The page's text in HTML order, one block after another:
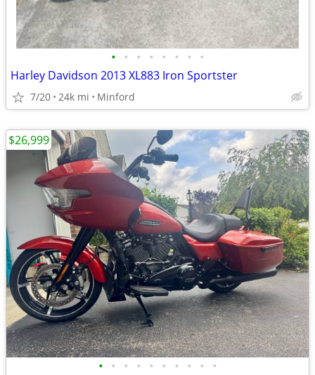
• • • • • • • •
Harley Davidson 2013 XL883 Iron Sportster
7/20 24k mi Minford
• • • • • • • • • •
$26,999